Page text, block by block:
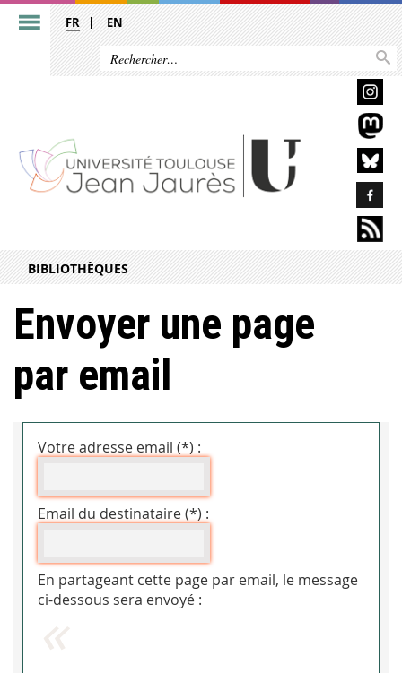
FR EN
BIBLIOTHÈQUES
Envoyer une page
par email
Votre adresse email (*) :
Email du destinataire (*) :
En partageant cette page par email, le message
ci-dessous sera envoyé :